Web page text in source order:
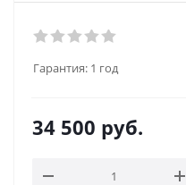
Гарантия: 1 год
34 500 руб.